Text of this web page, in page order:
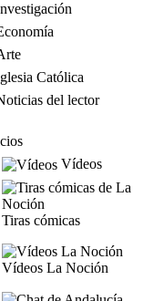
Católica
del lector
Vídeos
Tiras cómicas
Vídeos La Noción